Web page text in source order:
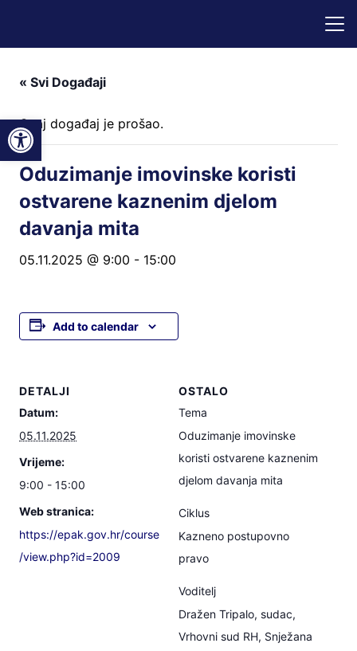
« Svi Događaji
Ovaj događaj je prošao.
Oduzimanje imovinske koristi
ostvarene kaznenim djelom
davanja mita
05.11.2025 @ 9:00 - 15:00
Add to calendar
DETALJI
Datum:
05.11.2025
Vrijeme:
9:00 - 15:00
Web stranica:
https://epak.gov.hr/course
/view.php?id=2009
OSTALO
Tema
Oduzimanje imovinske
koristi ostvarene kaznenim
djelom davanja mita
Ciklus
Kazneno postupovno
pravo
Voditelj
Dražen Tripalo, sudac,
Vrhovni sud RH, Snježana
Open toolbar